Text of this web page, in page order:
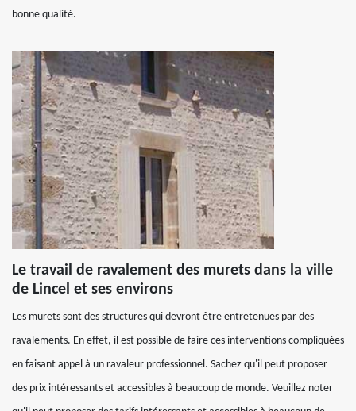
bonne qualité.
Le travail de ravalement des murets dans la ville
de Lincel et ses environs
Les murets sont des structures qui devront être entretenues par des
ravalements. En effet, il est possible de faire ces interventions compliquées
en faisant appel à un ravaleur professionnel. Sachez qu'il peut proposer
des prix intéressants et accessibles à beaucoup de monde. Veuillez noter